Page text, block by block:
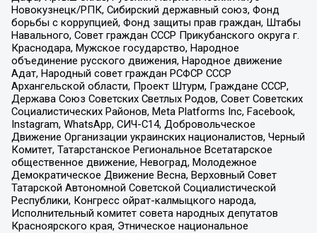
Новокузнецк/РПК, Сибирский державный союз, Фонд
борьбы с коррупцией, Фонд защиты прав граждан, Штабы
Навального, Совет граждан СССР Прикубанского округа г.
Краснодара, Мужское государство, Народное
объединение русского движения, Народное движение
Адат, Народный совет граждан РСФСР СССР
Архангельской области, Проект Штурм, Граждане СССР,
Держава Союз Советских Светлых Родов, Совет Советских
Социалистических Районов, Meta Platforms Inc, Facebook,
Instagram, WhatsApp, СИЧ-С14, Добровольческое
Движение Организации украинских националистов, Черный
Комитет, Татарстанское Региональное Всетатарское
общественное движение, Невоград, Молодежное
Демократическое Движение Весна, Верховный Совет
Татарской Автономной Советской Социалистической
Республики, Конгресс ойрат-калмыцкого народа,
Исполнительный комитет совета народных депутатов
Красноярского края, Этническое национальное